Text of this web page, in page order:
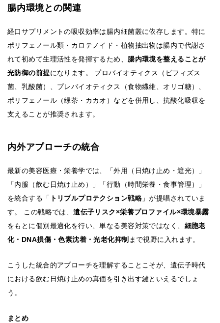
腸内環境との関連
経口サプリメントの吸収効率は腸内細菌叢に依存します。特に
ポリフェノール類・カロテノイド・植物抽出物は腸内で代謝さ
れて初めて生理活性を発揮するため、 腸内環境を整えることが
光防御の前提になります。 プロバイオティクス（ビフィズス
菌、乳酸菌）、プレバイオティクス（食物繊維、オリゴ糖）、
ポリフェノール（緑茶・カカオ）などを併用し、抗酸化吸収を
支えることが推奨されます。
内外アプローチの統合
最新の美容医療・栄養学では、「外用（日焼け止め・遮光）」
「内服（飲む日焼け止め）」「行動（時間栄養・食事管理）」
を統合する「 トリプルプロテクション戦略 」が提唱されていま
す。 この戦略では、遺伝子リスク×栄養プロファイル×環境暴露
をもとに個別最適化を行い、単なる美容対策ではなく、 細胞老
化・DNA損傷・色素沈着・光老化抑制 まで視野に入れます。
こうした統合的アプローチを理解することこそが、遺伝子時代
における飲む日焼け止めの真価を引き出す鍵といえるでしょ
う。
まとめ